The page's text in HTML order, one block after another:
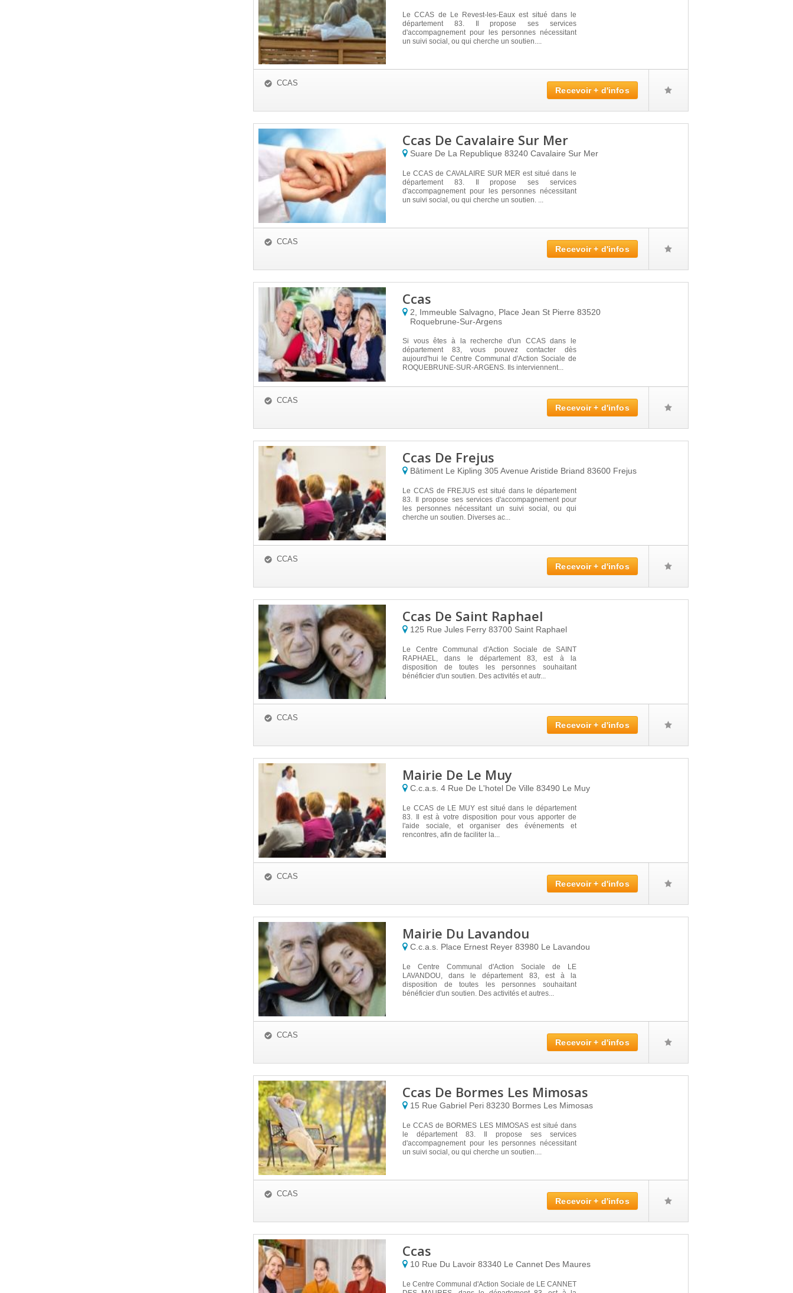
Le CCAS de Le Revest-les-Eaux est situé dans le
département 83. Il propose ses services
d'accompagnement pour les personnes nécessitant
un suivi social, ou qui cherche un soutien....
CCAS
Recevoir + d'infos
Ccas De Cavalaire Sur Mer
Suare De La Republique 83240 Cavalaire Sur Mer
Le CCAS de CAVALAIRE SUR MER est situé dans le
département 83. Il propose ses services
d'accompagnement pour les personnes nécessitant
un suivi social, ou qui cherche un soutien. ...
CCAS
Recevoir + d'infos
Ccas
2, Immeuble Salvagno, Place Jean St Pierre 83520
Roquebrune-Sur-Argens
Si vous êtes à la recherche d'un CCAS dans le
département 83, vous pouvez contacter dès
aujourd'hui le Centre Communal d'Action Sociale de
ROQUEBRUNE-SUR-ARGENS. Ils interviennent...
CCAS
Recevoir + d'infos
Ccas De Frejus
Bâtiment Le Kipling 305 Avenue Aristide Briand 83600 Frejus
Le CCAS de FREJUS est situé dans le département
83. Il propose ses services d'accompagnement pour
les personnes nécessitant un suivi social, ou qui
cherche un soutien. Diverses ac...
CCAS
Recevoir + d'infos
Ccas De Saint Raphael
125 Rue Jules Ferry 83700 Saint Raphael
Le Centre Communal d'Action Sociale de SAINT
RAPHAEL, dans le département 83, est à la
disposition de toutes les personnes souhaitant
bénéficier d'un soutien. Des activités et autr...
CCAS
Recevoir + d'infos
Mairie De Le Muy
C.c.a.s. 4 Rue De L'hotel De Ville 83490 Le Muy
Le CCAS de LE MUY est situé dans le département
83. Il est à votre disposition pour vous apporter de
l'aide sociale, et organiser des événements et
rencontres, afin de faciliter la...
CCAS
Recevoir + d'infos
Mairie Du Lavandou
C.c.a.s. Place Ernest Reyer 83980 Le Lavandou
Le Centre Communal d'Action Sociale de LE
LAVANDOU, dans le département 83, est à la
disposition de toutes les personnes souhaitant
bénéficier d'un soutien. Des activités et autres...
CCAS
Recevoir + d'infos
Ccas De Bormes Les Mimosas
15 Rue Gabriel Peri 83230 Bormes Les Mimosas
Le CCAS de BORMES LES MIMOSAS est situé dans
le département 83. Il propose ses services
d'accompagnement pour les personnes nécessitant
un suivi social, ou qui cherche un soutien....
CCAS
Recevoir + d'infos
Ccas
10 Rue Du Lavoir 83340 Le Cannet Des Maures
Le Centre Communal d'Action Sociale de LE CANNET